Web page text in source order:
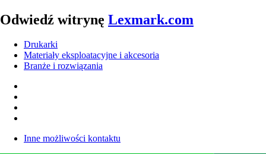
Odwiedź witrynę Lexmark.com
Drukarki
Materiały eksploatacyjne i akcesoria
Branże i rozwiązania
Inne możliwości kontaktu